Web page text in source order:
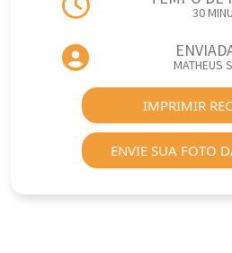
30
MATHEUS
IMPRIMIR
ENVIE SUA FOTO